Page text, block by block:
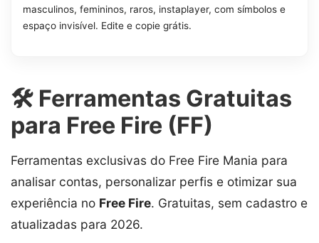
masculinos, femininos, raros, instaplayer, com símbolos e
espaço invisível. Edite e copie grátis.
🛠️ Ferramentas Gratuitas
para Free Fire (FF)
Ferramentas exclusivas do Free Fire Mania para
analisar contas, personalizar perfis e otimizar sua
experiência no Free Fire. Gratuitas, sem cadastro e
atualizadas para 2026.